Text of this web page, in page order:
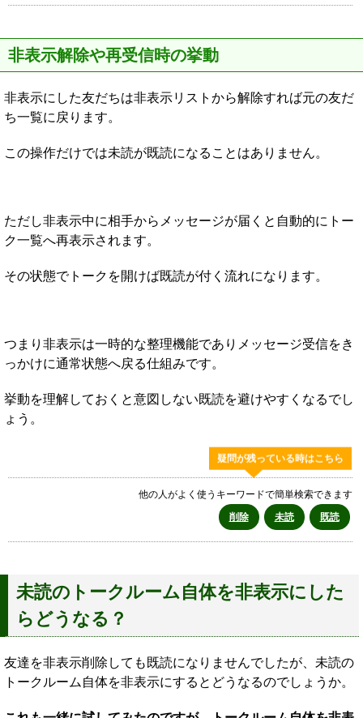
非表示解除や再受信時の挙動
非表示にした友だちは非表示リストから解除すれば元の友だ
ち一覧に戻ります。
この操作だけでは未読が既読になることはありません。
ただし非表示中に相手からメッセージが届くと自動的にトー
ク一覧へ再表示されます。
その状態でトークを開けば既読が付く流れになります。
つまり非表示は一時的な整理機能でありメッセージ受信をき
っかけに通常状態へ戻る仕組みです。
挙動を理解しておくと意図しない既読を避けやすくなるでし
ょう。
疑問が残っている時はこちら
他の人がよく使うキーワードで簡単検索できます
削除
未読 既読
未読のトークルーム自体を非表示にした
らどうなる？
友達を非表示削除しても既読になりませんでしたが、未読の
トークルーム自体を非表示にするとどうなるのでしょうか。